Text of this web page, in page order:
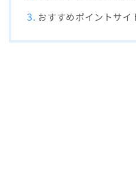
おすすめポイントサイ